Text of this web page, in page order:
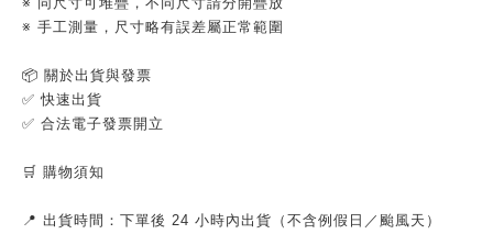
※ 手工測量，尺寸略有誤差屬正常範圍
📦 關於出貨與發票
✅ 快速出貨
✅ 合法電子發票開立
🛒 購物須知
📍 出貨時間：下單後 24 小時內出貨（不含例假日／颱風天）